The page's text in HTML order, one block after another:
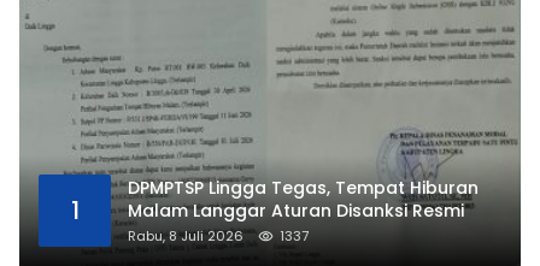
1
DPMPTSP Lingga Tegas, Tempat Hiburan
Malam Langgar Aturan Disanksi Resmi
Rabu, 8 Juli 2026 1337